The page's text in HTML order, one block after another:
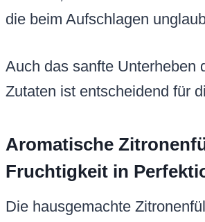
die beim Aufschlagen
Auch das sanfte Unterheben
Zutaten ist entscheidend für
Aromatische
Fruchtigkeit in
Die hausgemachte